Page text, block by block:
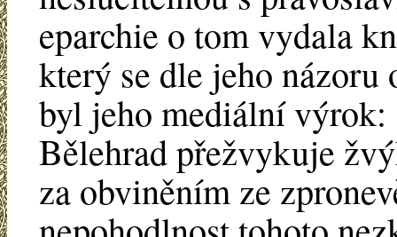
eparchie o tom vydala
který se dle jeho
byl jeho mediální
Bělehrad přežvykuje
za obviněním ze